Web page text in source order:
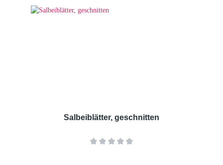
immer mit sprudelnd kochendem Wasser
Salbeiblätter, geschnitten